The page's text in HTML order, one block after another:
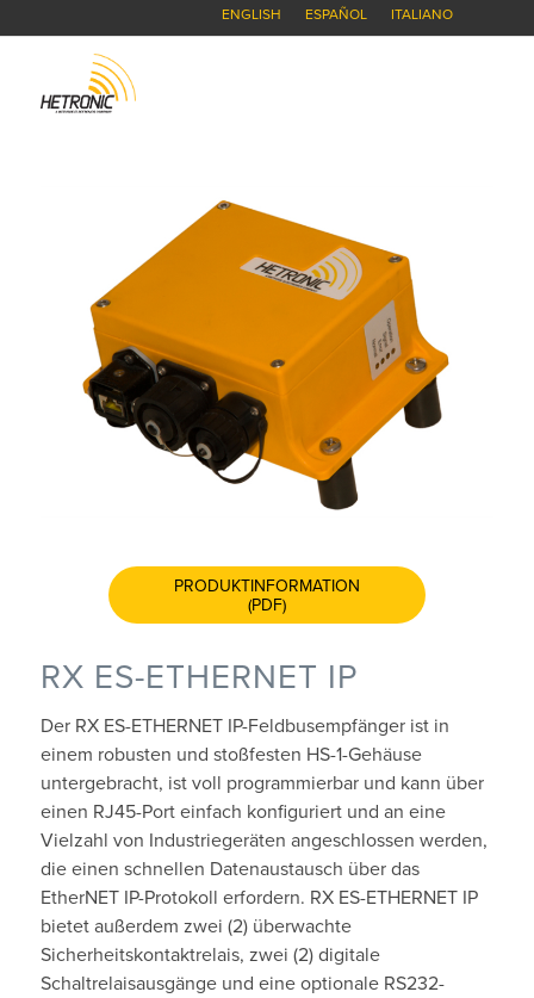
ENGLISH ESPAÑOL ITALIANO
PRODUKTINFORMATION
(PDF)
RX ES-ETHERNET IP
Der RX ES-ETHERNET IP-Feldbusempfänger ist in
einem robusten und stoßfesten HS-1-Gehäuse
untergebracht, ist voll programmierbar und kann über
einen RJ45-Port einfach konfiguriert und an eine
Vielzahl von Industriegeräten angeschlossen werden,
die einen schnellen Datenaustausch über das
EtherNET IP-Protokoll erfordern. RX ES-ETHERNET IP
bietet außerdem zwei (2) überwachte
Sicherheitskontaktrelais, zwei (2) digitale
Schaltrelaisausgänge und eine optionale RS232-